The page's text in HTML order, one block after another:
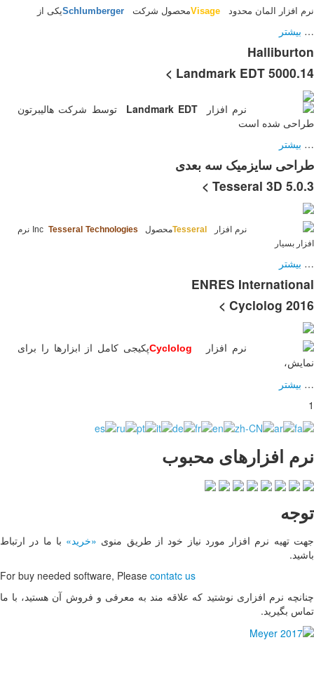
یکی از
توسط شرکت هالیبرتون
Tesseral
Inc نرم
از ابزارها را برای
منوی«خرید»با ما در ارتباط
For buy needed software,
و فروش آن هستید، با ما